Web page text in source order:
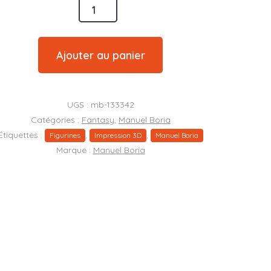
Ajouter au panier
UGS : mb-133342
Catégories : Fantasy, Manuel Boria
:
Figurines , Impression 3D , Manuel Boria
Marque : Manuel Boria